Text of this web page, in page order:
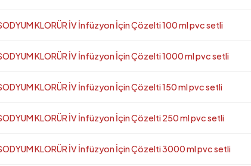
KLORÜR İV İnfüzyon İçin Çözelti 100 ml pvc setli
KLORÜR İV İnfüzyon İçin Çözelti 1000 ml pvc setli
KLORÜR İV İnfüzyon İçin Çözelti 150 ml pvc setli
KLORÜR İV İnfüzyon İçin Çözelti 250 ml pvc setli
KLORÜR İV İnfüzyon İçin Çözelti 3000 ml pvc setli